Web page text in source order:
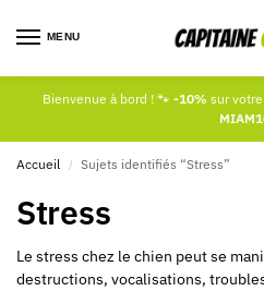
MENU
Bienvenue à bord ! 🐾 -10% sur
Accueil / Sujets identifiés “Stress”
Stress
Le stress chez le chien peut se
destructions, vocalisations,